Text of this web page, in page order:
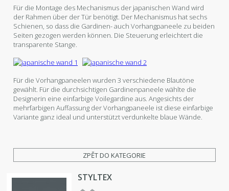
Für die Montage des Mechanismus der japanischen Wand wird
der Rahmen über der Tür benötigt. Der Mechanismus hat sechs
Schienen, so dass die Gardinen- auch Vorhangpaneele zu beiden
Seiten gezogen werden können. Die Steuerung erleichtert die
transparente Stange.
Für die Vorhangpaneelen wurden 3 verschiedene Blautöne
gewählt. Für die durchsichtigen Gardinenpaneele wählte die
Designerin eine einfarbige Voilegardine aus. Angesichts der
mehrfarbigen Auffassung der Vorhangpaneele ist diese einfarbige
Variante ganz ideal und unterstützt verdunkelte blaue Wände.
ZPĚT DO KATEGORIE
STYLTEX